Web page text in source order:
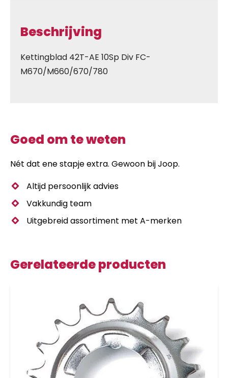
Beschrijving
Kettingblad 42T-AE 10Sp Div FC-
M670/M660/670/780
Goed om te weten
Nét dat ene stapje extra. Gewoon bij Joop.
Altijd persoonlijk advies
Vakkundig team
Uitgebreid assortiment met A-merken
Gerelateerde producten